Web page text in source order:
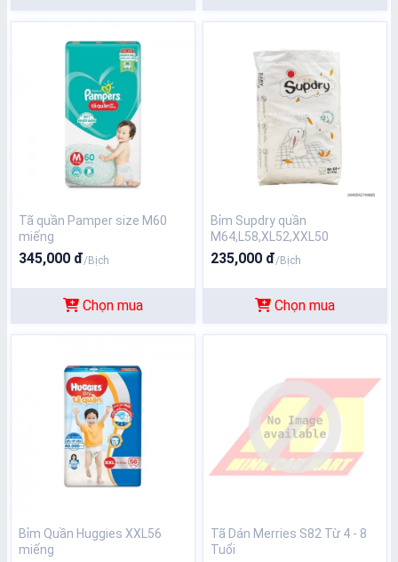
Tã quần Pamper size M60
miếng
345,000 đ/Bịch
Chọn mua
Bỉm Supdry quần
M64,L58,XL52,XXL50
235,000 đ/Bịch
Chọn mua
Bỉm Quần Huggies XXL56
miếng
Tã Dán Merries S82 Từ 4 - 8
Tuổi